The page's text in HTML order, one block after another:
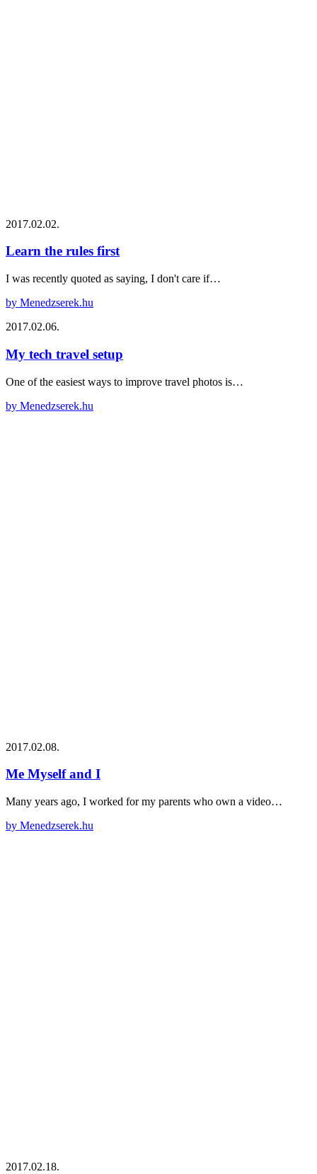
2017.02.02.
Learn the rules first
I was recently quoted as saying, I don't care if…
by Menedzserek.hu
2017.02.06.
My tech travel setup
One of the easiest ways to improve travel photos is…
by Menedzserek.hu
2017.02.08.
Me Myself and I
Many years ago, I worked for my parents who own a video…
by Menedzserek.hu
2017.02.18.